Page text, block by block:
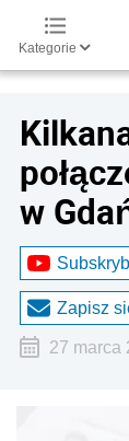
Kategorie
w
Zapisz
27 marca